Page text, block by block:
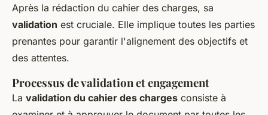
Après la rédaction du cahier des charges, sa
validation est cruciale. Elle implique toutes les parties
prenantes pour garantir l'alignement des objectifs et
des attentes.
Processus de validation et engagement
La validation du cahier des charges consiste à